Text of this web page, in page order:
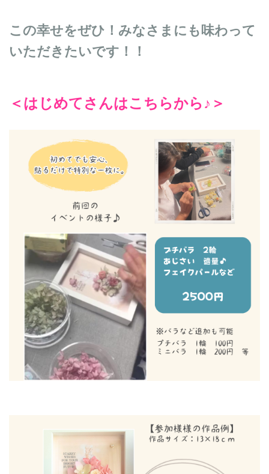
この幸せをぜひ！みなさまにも味わって
いただきたいです！！
＜はじめてさんはこちらから♪＞